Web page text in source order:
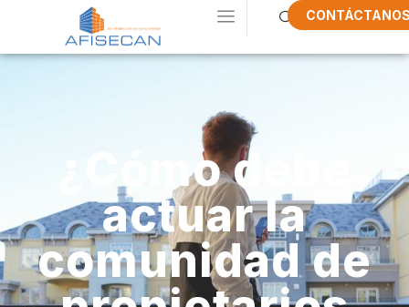
¿Cómo debe
actuar la
comunidad de